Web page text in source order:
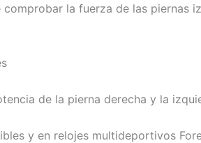
la fuerza de las piernas
de la pierna derecha y la
y en relojes multideportivos